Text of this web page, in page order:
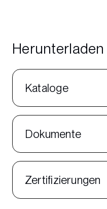
Herunterladen
Kataloge
Dokumente
Zertifizierungen